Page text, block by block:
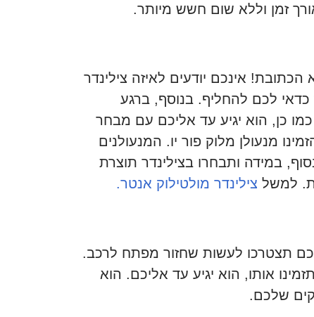
זמן וללא שום חשש מיותר.
אינכם יודעים לאיזה צילינדר
כדאי לכם להחליף. בנוסף, ברגע
כן, הוא יגיע עד אליכם עם מבחר
מנעולן מלוק פור יו. המנעולנים
במידה ותבחרו בצילינדר תוצרת
למשל צילינדר מולטילוק אנטר.
תצטרכו לעשות שחזור מפתח לרכב.
אותו, הוא יגיע עד אליכם. הוא